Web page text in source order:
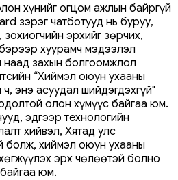
хүнийг огцом ажлын байргүй
зэрэг чатботууд нь буруу,
эрхийг зөрчих,
хуурамч мэдээлэл
наад захын болгоомжлол
“Хиймэл оюун ухааны
энэ асуудал шийдэгдэхгүй"
олон хүмүүс байгаа юм.
эдгээр технологийн
хийвэл, Хятад улс
болж, хиймэл оюун ухааны
эрх чөлөөтэй болно
юм.